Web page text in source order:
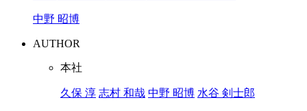
中野 昭博
AUTHOR
本社
久保 淳 志村 和哉 中野 昭博 水谷 剣士郎